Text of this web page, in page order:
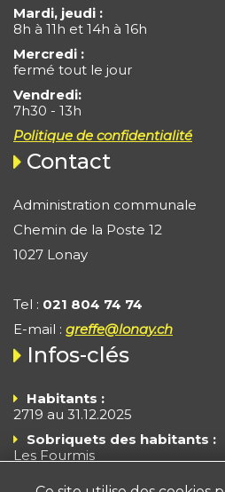
Mardi, jeudi :
8h à 11h et 14h à 16h
Mercredi :
fermé tout le jour
Vendredi:
7h30 - 13h
Politique de confidentialité
Contact
Administration communale
Chemin de la Poste 12
1027 Lonay
Tel : 021 804 74 74
E-mail : greffe@lonay.ch
Infos-clés
Habitants :
2719 au 31.12.2025
Sobriquets des habitants :
Les Fourmis